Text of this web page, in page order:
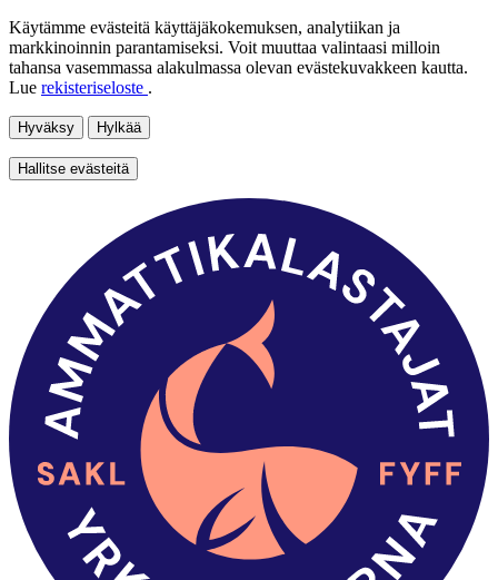
Käytämme evästeitä käyttäjäkokemuksen, analytiikan ja
markkinoinnin parantamiseksi. Voit muuttaa valintaasi milloin
tahansa vasemmassa alakulmassa olevan evästekuvakkeen kautta.
Lue rekisteriseloste .
Hyväksy Hylkää
Hallitse evästeitä